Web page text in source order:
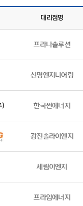
대리점명
프라나솔루션
신명엔지니어링
한국썬에너지
광진솔라이엔지
세림이엔지
프라임에너지